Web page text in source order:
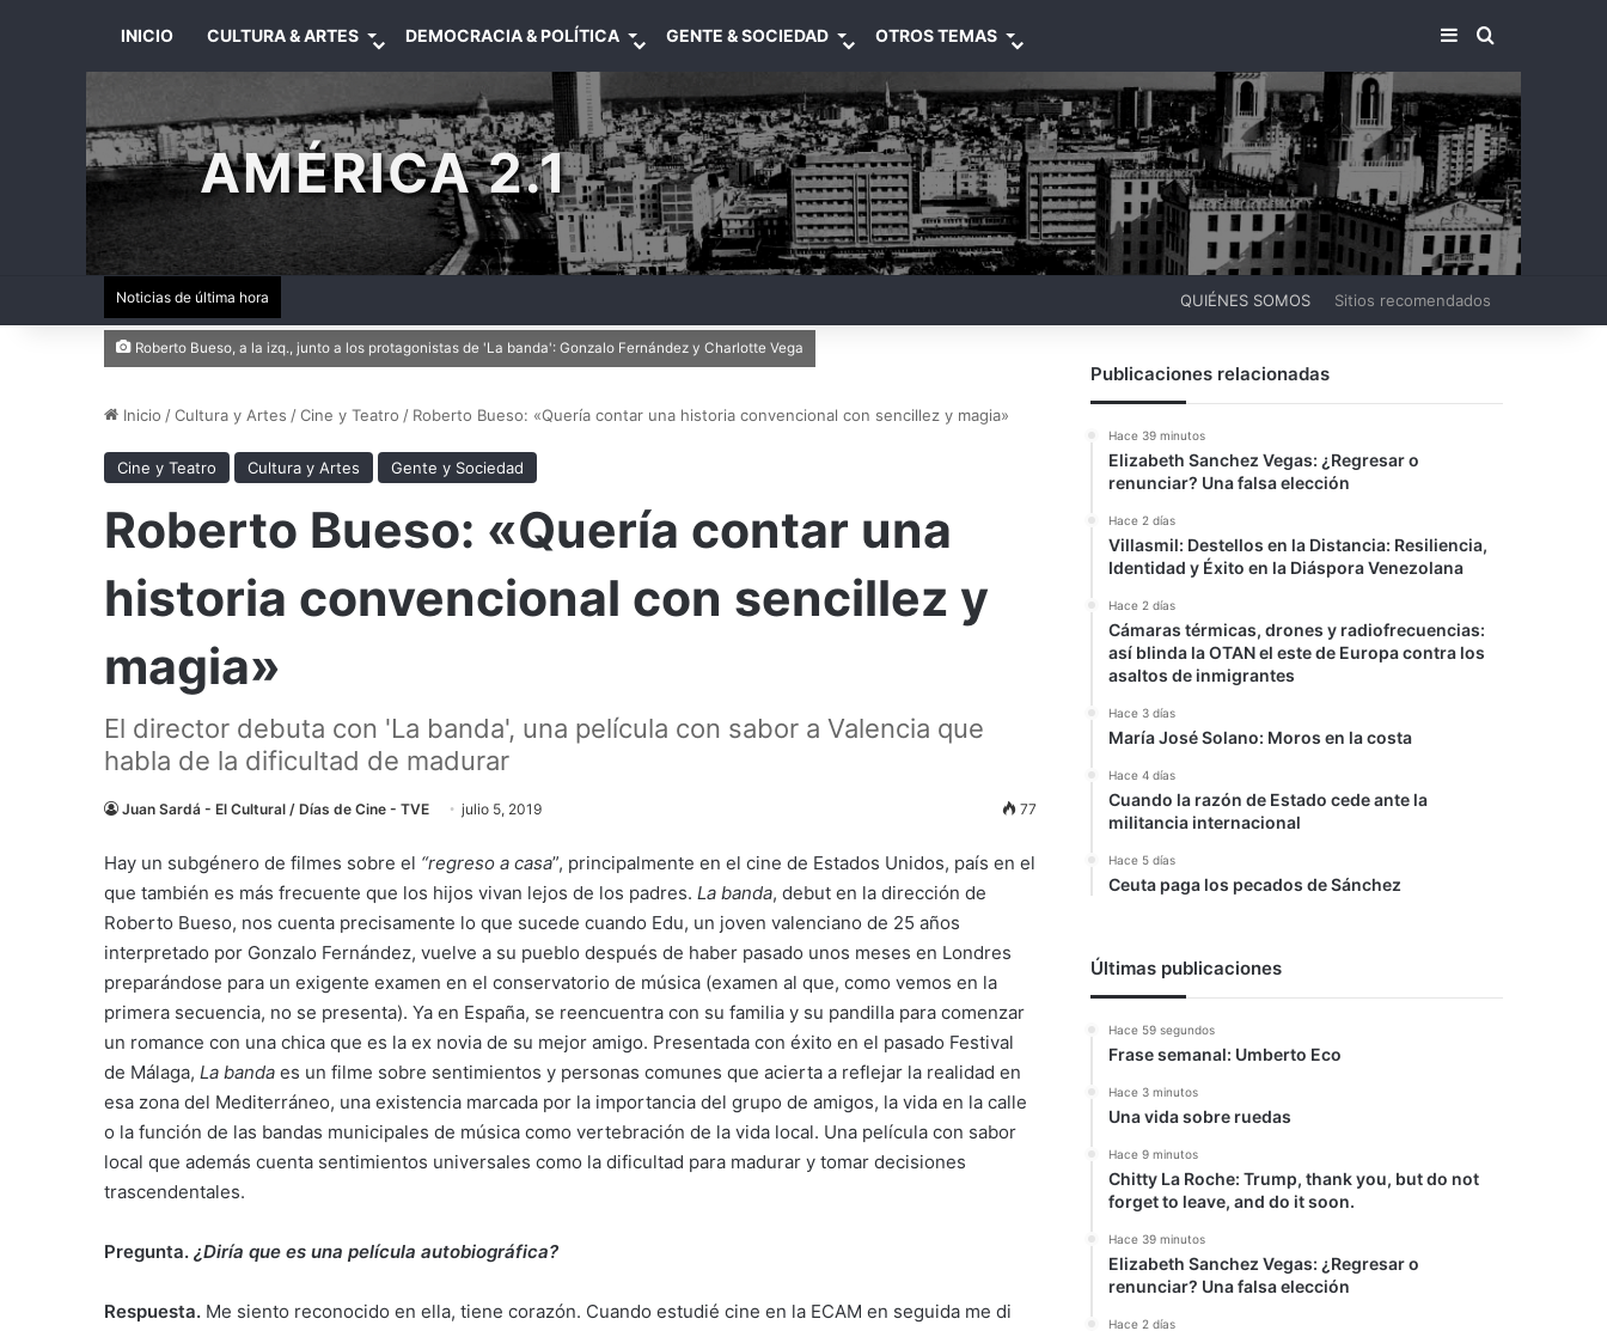
INICIO CULTURA & ARTES DEMOCRACIA & POLÍTICA GENTE & SOCIEDAD OTROS TEMAS BARRA LATERAL
BUSCAR
AMÉRICA 2.1
Noticias de última hora QUIÉNES SOMOS Sitios recomendados
Roberto Bueso, a la izq., junto a los protagonistas de 'La banda': Gonzalo Fernández y Charlotte Vega
Inicio /Cultura y Artes /Cine y Teatro / Roberto Bueso: «Quería contar una historia convencional con sencillez y magia»
Cine y Teatro Cultura y Artes Gente y Sociedad
Roberto Bueso: «Quería contar una
historia convencional con sencillez y
magia»
El director debuta con 'La banda', una película con sabor a Valencia que
habla de la dificultad de madurar
Juan Sardá - El Cultural / Días de Cine - TVE julio 5, 2019 77
Hay un subgénero de filmes sobre el “regreso a casa”, principalmente en el cine de Estados Unidos, país en el
que también es más frecuente que los hijos vivan lejos de los padres. La banda, debut en la dirección de
Roberto Bueso, nos cuenta precisamente lo que sucede cuando Edu, un joven valenciano de 25 años
interpretado por Gonzalo Fernández, vuelve a su pueblo después de haber pasado unos meses en Londres
preparándose para un exigente examen en el conservatorio de música (examen al que, como vemos en la
primera secuencia, no se presenta). Ya en España, se reencuentra con su familia y su pandilla para comenzar
un romance con una chica que es la ex novia de su mejor amigo. Presentada con éxito en el pasado Festival
de Málaga, La banda es un filme sobre sentimientos y personas comunes que acierta a reflejar la realidad en
esa zona del Mediterráneo, una existencia marcada por la importancia del grupo de amigos, la vida en la calle
o la función de las bandas municipales de música como vertebración de la vida local. Una película con sabor
local que además cuenta sentimientos universales como la dificultad para madurar y tomar decisiones
trascendentales.
Pregunta. ¿Diría que es una película autobiográfica?
Respuesta. Me siento reconocido en ella, tiene corazón. Cuando estudié cine en la ECAM en seguida me di
Publicaciones relacionadas
Hace 39 minutos
Elizabeth Sanchez Vegas: ¿Regresar o
renunciar? Una falsa elección
Hace 2 días
Villasmil: Destellos en la Distancia: Resiliencia,
Identidad y Éxito en la Diáspora Venezolana
Hace 2 días
Cámaras térmicas, drones y radiofrecuencias:
así blinda la OTAN el este de Europa contra los
asaltos de inmigrantes
Hace 3 días
María José Solano: Moros en la costa
Hace 4 días
Cuando la razón de Estado cede ante la
militancia internacional
Hace 5 días
Ceuta paga los pecados de Sánchez
Últimas publicaciones
Hace 59 segundos
Frase semanal: Umberto Eco
Hace 3 minutos
Una vida sobre ruedas
Hace 9 minutos
Chitty La Roche: Trump, thank you, but do not
forget to leave, and do it soon.
Hace 39 minutos
Elizabeth Sanchez Vegas: ¿Regresar o
renunciar? Una falsa elección
Hace 2 días